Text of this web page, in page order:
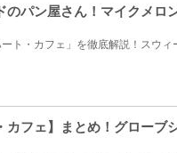
パン屋さん！マイクメロ
ト・カフェ」を徹底解説！スウィ
フェ】まとめ！グローブ